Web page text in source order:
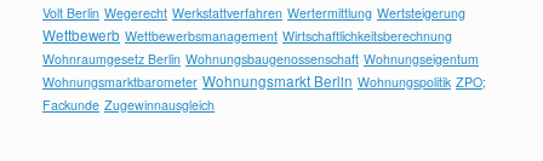
Volt Berlin Wegerecht Werkstattverfahren Wertermittlung Wertsteigerung
Wettbewerb Wettbewerbsmanagement Wirtschaftlichkeitsberechnung
Wohnraumgesetz Berlin Wohnungsbaugenossenschaft Wohnungseigentum
Wohnungsmarktbarometer Wohnungsmarkt Berlin Wohnungspolitik ZPO;
Fackunde Zugewinnausgleich